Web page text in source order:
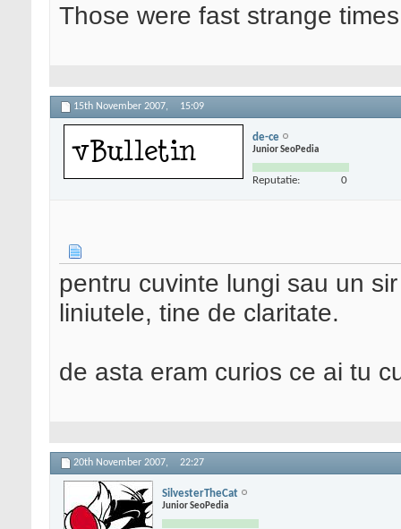
Those were fast strange
15th November 2007, 15:09
de-ce
Junior SeoPedia
Reputatie: 0
pentru cuvinte lungi sau un
liniutele, tine de claritate.
de asta eram curios ce ai tu
20th November 2007, 22:27
SilvesterTheCat
Junior SeoPedia